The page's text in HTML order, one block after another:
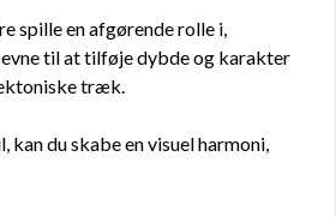
spille en afgørende rolle i,
til at tilføje dybde og karakter
træk.
du skabe en visuel harmoni,